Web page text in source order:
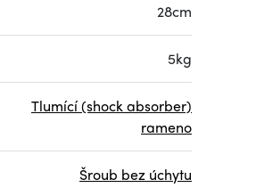
28cm
5kg
Tlumící (shock absorber)
rameno
Šroub bez úchytu